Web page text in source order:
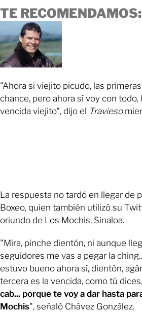
TE RECOMENDAMOS:
"Ahora si viejito picudo, las
chance, pero ahora sí voy con todo,
vencida viejito", dijo el Travieso
La respuesta no tardó en llegar de
Boxeo, quien también utilizó su
oriundo de Los Mochis, Sinaloa.
"Mira, pinche dientón, ni aunque
seguidores me vas a pegar la
estuvo bueno ahora sí, dientón,
tercera es la vencida, como tú
cab... porque te voy a dar hasta
Mochis", señaló Chávez González.